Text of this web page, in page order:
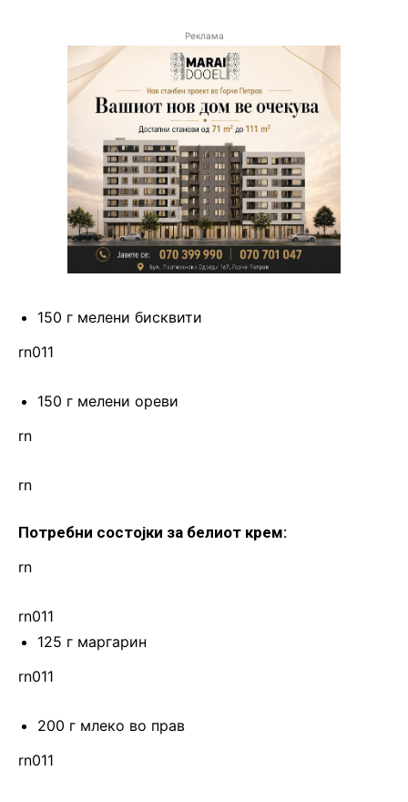
Реклама
150 г мелени бисквити
rn011
150 г мелени ореви
rn
rn
Потребни состојки за белиот крем:
rn
rn011
125 г маргарин
rn011
200 г млеко во прав
rn011